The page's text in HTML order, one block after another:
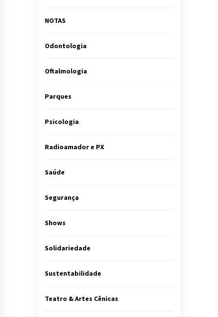
NOTAS
Odontologia
Oftalmologia
Parques
Psicologia
Radioamador e PX
Saúde
Segurança
Shows
Solidariedade
Sustentabilidade
Teatro & Artes Cênicas